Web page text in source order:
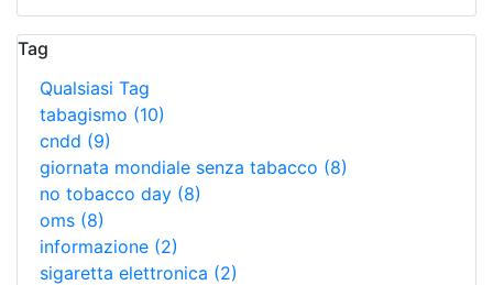
Tag
Qualsiasi Tag
tabagismo (10)
cndd (9)
giornata mondiale senza tabacco (8)
no tobacco day (8)
oms (8)
informazione (2)
sigaretta elettronica (2)